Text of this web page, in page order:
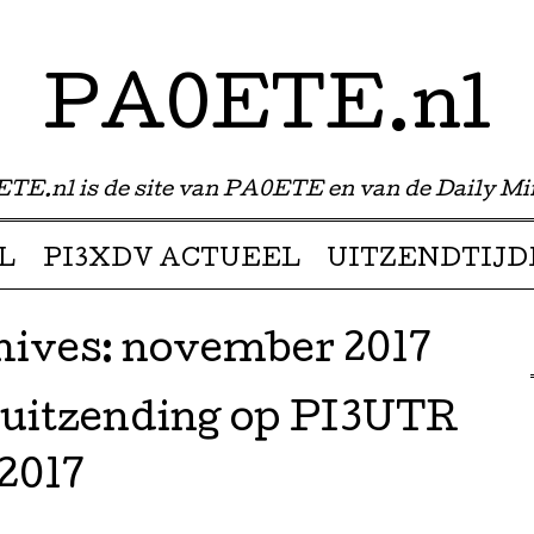
PA0ETE.nl
is de site van PA0ETE en van de Daily
PI3XDV ACTUEEL
november 2017
op PI3UTR